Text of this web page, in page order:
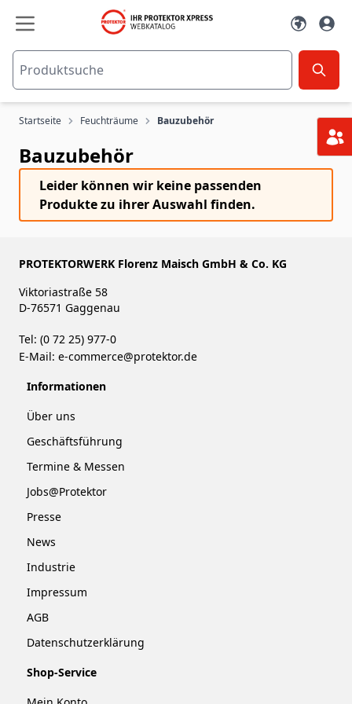
Zum Inhalt springen
Startseite Feuchträume Bauzubehör
Bauzubehör
Leider können wir keine passenden
Produkte zu ihrer Auswahl finden.
PROTEKTORWERK Florenz Maisch GmbH & Co. KG
Viktoriastraße 58
D-76571 Gaggenau
Tel: (0 72 25) 977-0
E-Mail: e-commerce@protektor.de
Informationen
Über uns
Geschäftsführung
Termine & Messen
Jobs@Protektor
Presse
News
Industrie
Impressum
AGB
Datenschutzerklärung
Shop-Service